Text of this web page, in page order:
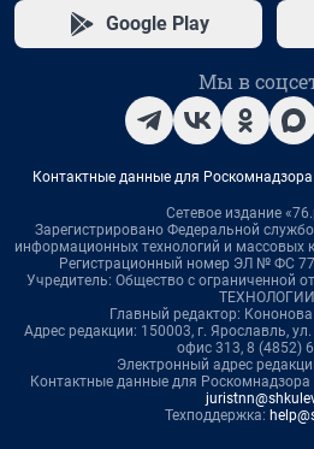
Google Play
Мы в
Контактные данные для
Сетевое издание
Зарегистрировано Федеральной
информационных технологий и массовых
Регистрационный номер ЭЛ № ФС
Учредитель: Общество с ограниченной
Главный редактор:
Адрес редакции: 150003, г. Ярославль,
офис 313, 8 (4852)
Электронный адрес
Контактные данные для Роскомнадзора
Техподдержка: